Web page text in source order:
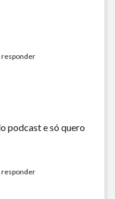
responder
podcast e só quero
responder